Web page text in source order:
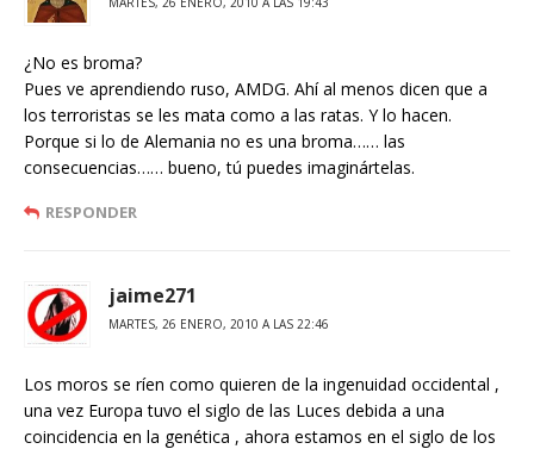
¿No es broma?
Pues ve aprendiendo ruso, AMDG. Ahí al menos dicen que a
los terroristas se les mata como a las ratas. Y lo hacen.
Porque si lo de Alemania no es una broma…… las
consecuencias…… bueno, tú puedes imaginártelas.
RESPONDER
jaime271
MARTES, 26 ENERO, 2010 A LAS 22:46
Los moros se ríen como quieren de la ingenuidad occidental ,
una vez Europa tuvo el siglo de las Luces debida a una
coincidencia en la genética , ahora estamos en el siglo de los